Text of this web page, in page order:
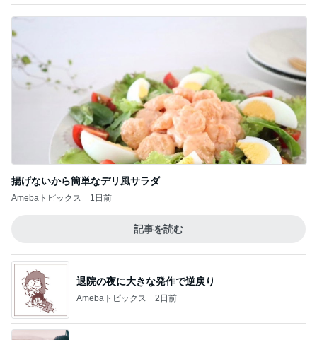
揚げないから簡単なデリ風サラダ
Amebaトピックス 1日前
記事を読む
退院の夜に大きな発作で逆戻り
Amebaトピックス 2日前